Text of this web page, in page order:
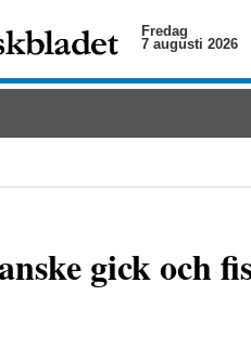
Fredag
7 augusti 2026
gick och